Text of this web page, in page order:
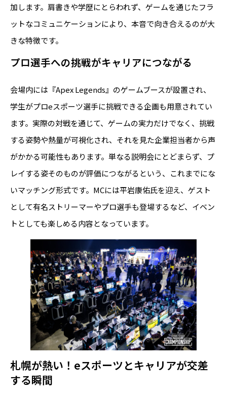
加します。肩書きや学歴にとらわれず、ゲームを通じたフラ
ットなコミュニケーションにより、本音で向き合えるのが大
きな特徴です。
プロ選手への挑戦がキャリアにつながる
会場内には『Apex Legends』のゲームブースが設置され、
学生がプロeスポーツ選手に挑戦できる企画も用意されてい
ます。実際の対戦を通じて、ゲームの実力だけでなく、挑戦
する姿勢や熱量が可視化され、それを見た企業担当者から声
がかかる可能性もあります。単なる説明会にとどまらず、プ
レイする姿そのものが評価につながるという、これまでにな
いマッチング形式です。MCには平岩康佑氏を迎え、ゲスト
として有名ストリーマーやプロ選手も登場するなど、イベン
トとしても楽しめる内容となっています。
札幌が熱い！eスポーツとキャリアが交差
する瞬間